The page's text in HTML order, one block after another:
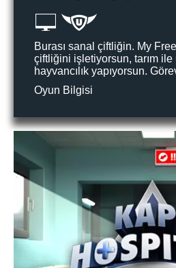
Burası sanal çiftliğin. My
çiftliğini işletiyorsun, tarım ile
hayvancılık yapıyorsun.
Oyun Bilgisi